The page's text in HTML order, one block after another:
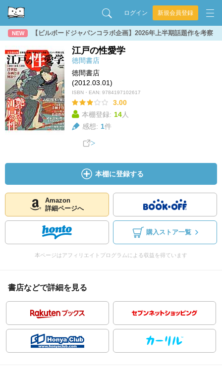
ログイン 新規会員登録
NEW 【ビルボードジャパンコラボ企画】2026年上半期話題作を考察
江戸の性愛学
徳間書店
徳間書店
(2012.03.01)
ISBN・EAN: 9784197102617
3.00
本棚登録: 14人
感想: 1件
本棚に登録する
Amazon
詳細ページへ
購入ストア一覧
本ページはアフィリエイトプログラムによる収益を得ています
書店などで詳細を見る